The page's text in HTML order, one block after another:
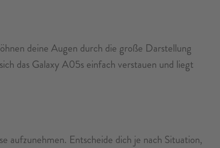
deine Augen durch die große Darstellung
das Galaxy A05s einfach verstauen und liegt
aufzunehmen. Entscheide dich je nach Situation,